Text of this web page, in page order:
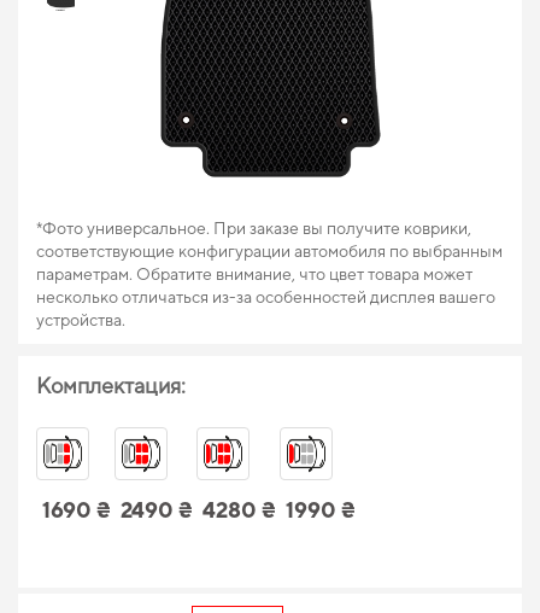
*Фото универсальное. При заказе вы получите коврики,
соответствующие конфигурации автомобиля по выбранным
параметрам. Обратите внимание, что цвет товара может
несколько отличаться из-за особенностей дисплея вашего
устройства.
Комплектация:
1690 ₴ 2490 ₴ 4280 ₴ 1990 ₴